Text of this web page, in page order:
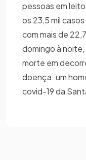
pessoas em
os 23,5 mil
com mais de
domingo à
morte em
doença: um
covid-19 da